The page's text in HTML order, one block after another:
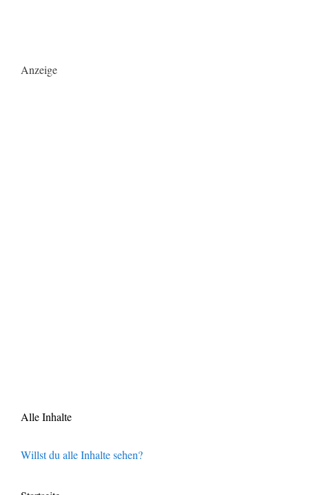
Anzeige
Alle Inhalte
Willst du alle Inhalte sehen?